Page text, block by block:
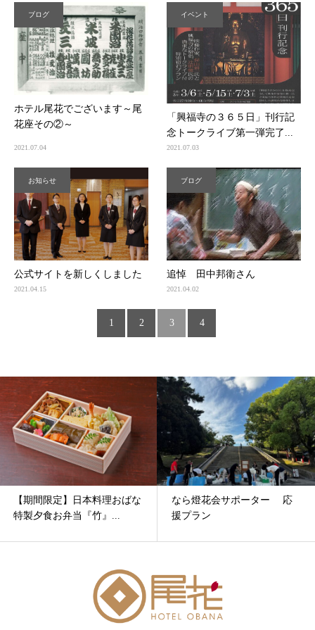
ブログ
ホテル尾花でございます～尾
花座その②～
2021.07.04
イベント
「興福寺の３６５日」刊行記
念トークライブ第一弾完了...
2021.07.03
お知らせ
公式サイトを新しくしました
2021.04.15
ブログ
追悼 田中邦衛さん
2021.04.02
1 2 3 4
【期間限定】日本料理おばな
特製夕食お弁当『竹』...
なら燈花会サポーター 応
援プラン